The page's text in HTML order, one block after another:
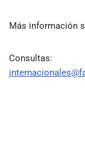
Más información
Consultas: